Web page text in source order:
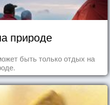
природе
быть только отдых на